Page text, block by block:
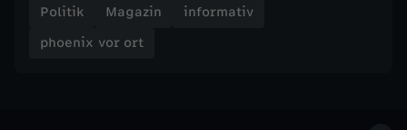
C
Politik Magazin
informativ
phoenix vor ort